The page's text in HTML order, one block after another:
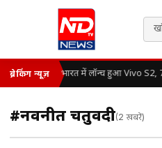
ब्रेकिंग न्यूज़ भारत में लॉन्च हुआ Vivo
#नवनीत चतुर्वेदी(2 खबरें)